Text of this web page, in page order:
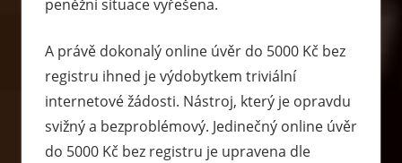
peněžní situace vyřešena.
A právě dokonalý online úvěr do 5000 Kč bez
registru ihned je výdobytkem triviální
internetové žádosti. Nástroj, který je opravdu
svižný a bezproblémový. Jedinečný online úvěr
do 5000 Kč bez registru je upravena dle